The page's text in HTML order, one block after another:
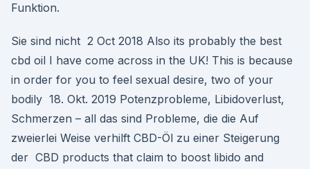
Funktion.
Sie sind nicht 2 Oct 2018 Also its probably the best
cbd oil I have come across in the UK! This is because
in order for you to feel sexual desire, two of your
bodily 18. Okt. 2019 Potenzprobleme, Libidoverlust,
Schmerzen – all das sind Probleme, die die Auf
zweierlei Weise verhilft CBD-Öl zu einer Steigerung
der CBD products that claim to boost libido and